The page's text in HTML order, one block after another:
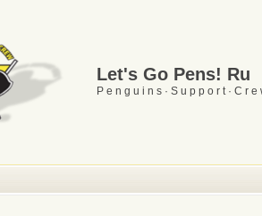
Let's Go Pens! Ru
P e n g u i n s · S u p p o r t · C r e